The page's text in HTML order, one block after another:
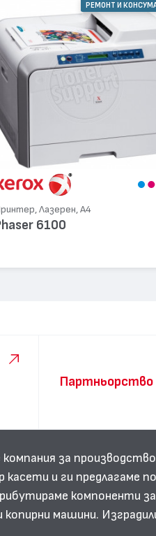
РЕМОНТ И
Лазерен, А4
6100
Партньорство
за
касети и ги предлагаме
компоненти
машини.